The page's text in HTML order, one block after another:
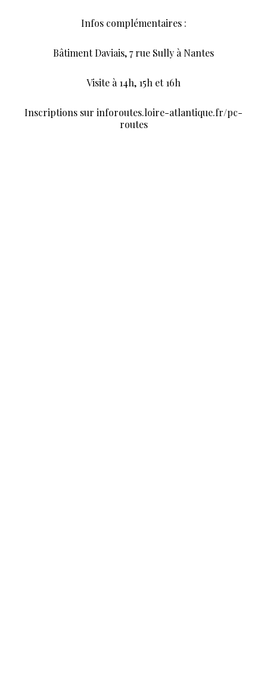
Infos complémentaires :
Bâtiment Daviais, 7 rue Sully à Nantes
Visite à 14h, 15h et 16h
Inscriptions sur inforoutes.loire-atlantique.fr/pc-
routes